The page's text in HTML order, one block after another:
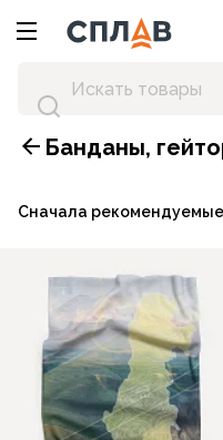
Банданы,
Сначала рекомендуемые